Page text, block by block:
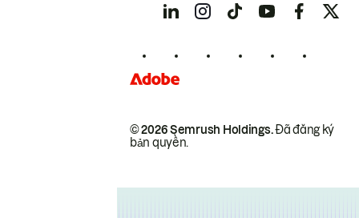
© 2026 Semrush Holdings.Đã đăng ký
bản quyền.